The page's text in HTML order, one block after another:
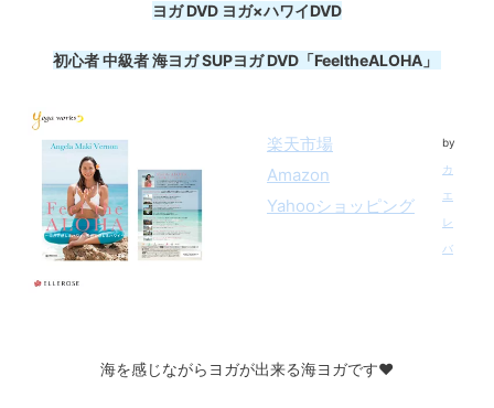
ヨガ DVD ヨガ×ハワイDVD
初心者 中級者 海ヨガ SUPヨガ DVD「FeeltheALOHA」
楽天市場
Amazon
Yahooショッピング
by
カ
エ
レ
バ
海を感じながらヨガが出来る海ヨガです♥